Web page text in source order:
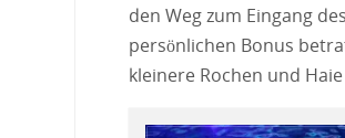
den Weg zum Eingang
persönlichen Bonus
kleinere Rochen und